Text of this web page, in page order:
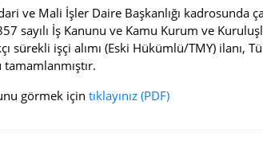
ve Mali İşler Daire Başkanlığı kadrosunda
sayılı İş Kanunu ve Kamu Kurum ve
sürekli işçi alımı (Eski Hükümlü/TMY)
görmek için tıklayınız (PDF)